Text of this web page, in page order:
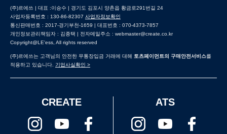
(주)르에쓰 | 대표 :이승수 | 경기도 김포시 양촌읍 황금로291번길 24
사업자등록번호 : 130-86-82307 사업자정보확인
통신판매번호 : 2017-경기부천-1659 | 대표번호 : 070-4373-7857
개인정보관리책임자 : 김종택 | 전자메일주소 : webmaster@create.co.kr
Copyright@LE'ess, All rights reserved
(주)르에쓰는 고객님의 안전한 무통장입금 거래에 대해 토츠페이먼트의 구매안전서비스를
적용하고 있습니다. 기업사실확인 >
CREATE ATS